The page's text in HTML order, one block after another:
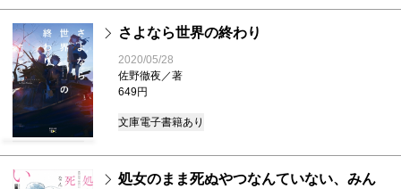
さよなら世界の終わり
2020/05/28
佐野徹夜／著
649円
文庫電子書籍あり
処女のまま死ぬやつなんていない、みん